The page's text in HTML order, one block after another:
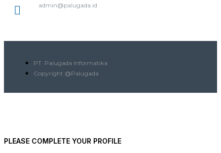
admin@palugada.id
PT. Palugada Informatika
Copyright @Palugada
PLEASE COMPLETE YOUR PROFILE